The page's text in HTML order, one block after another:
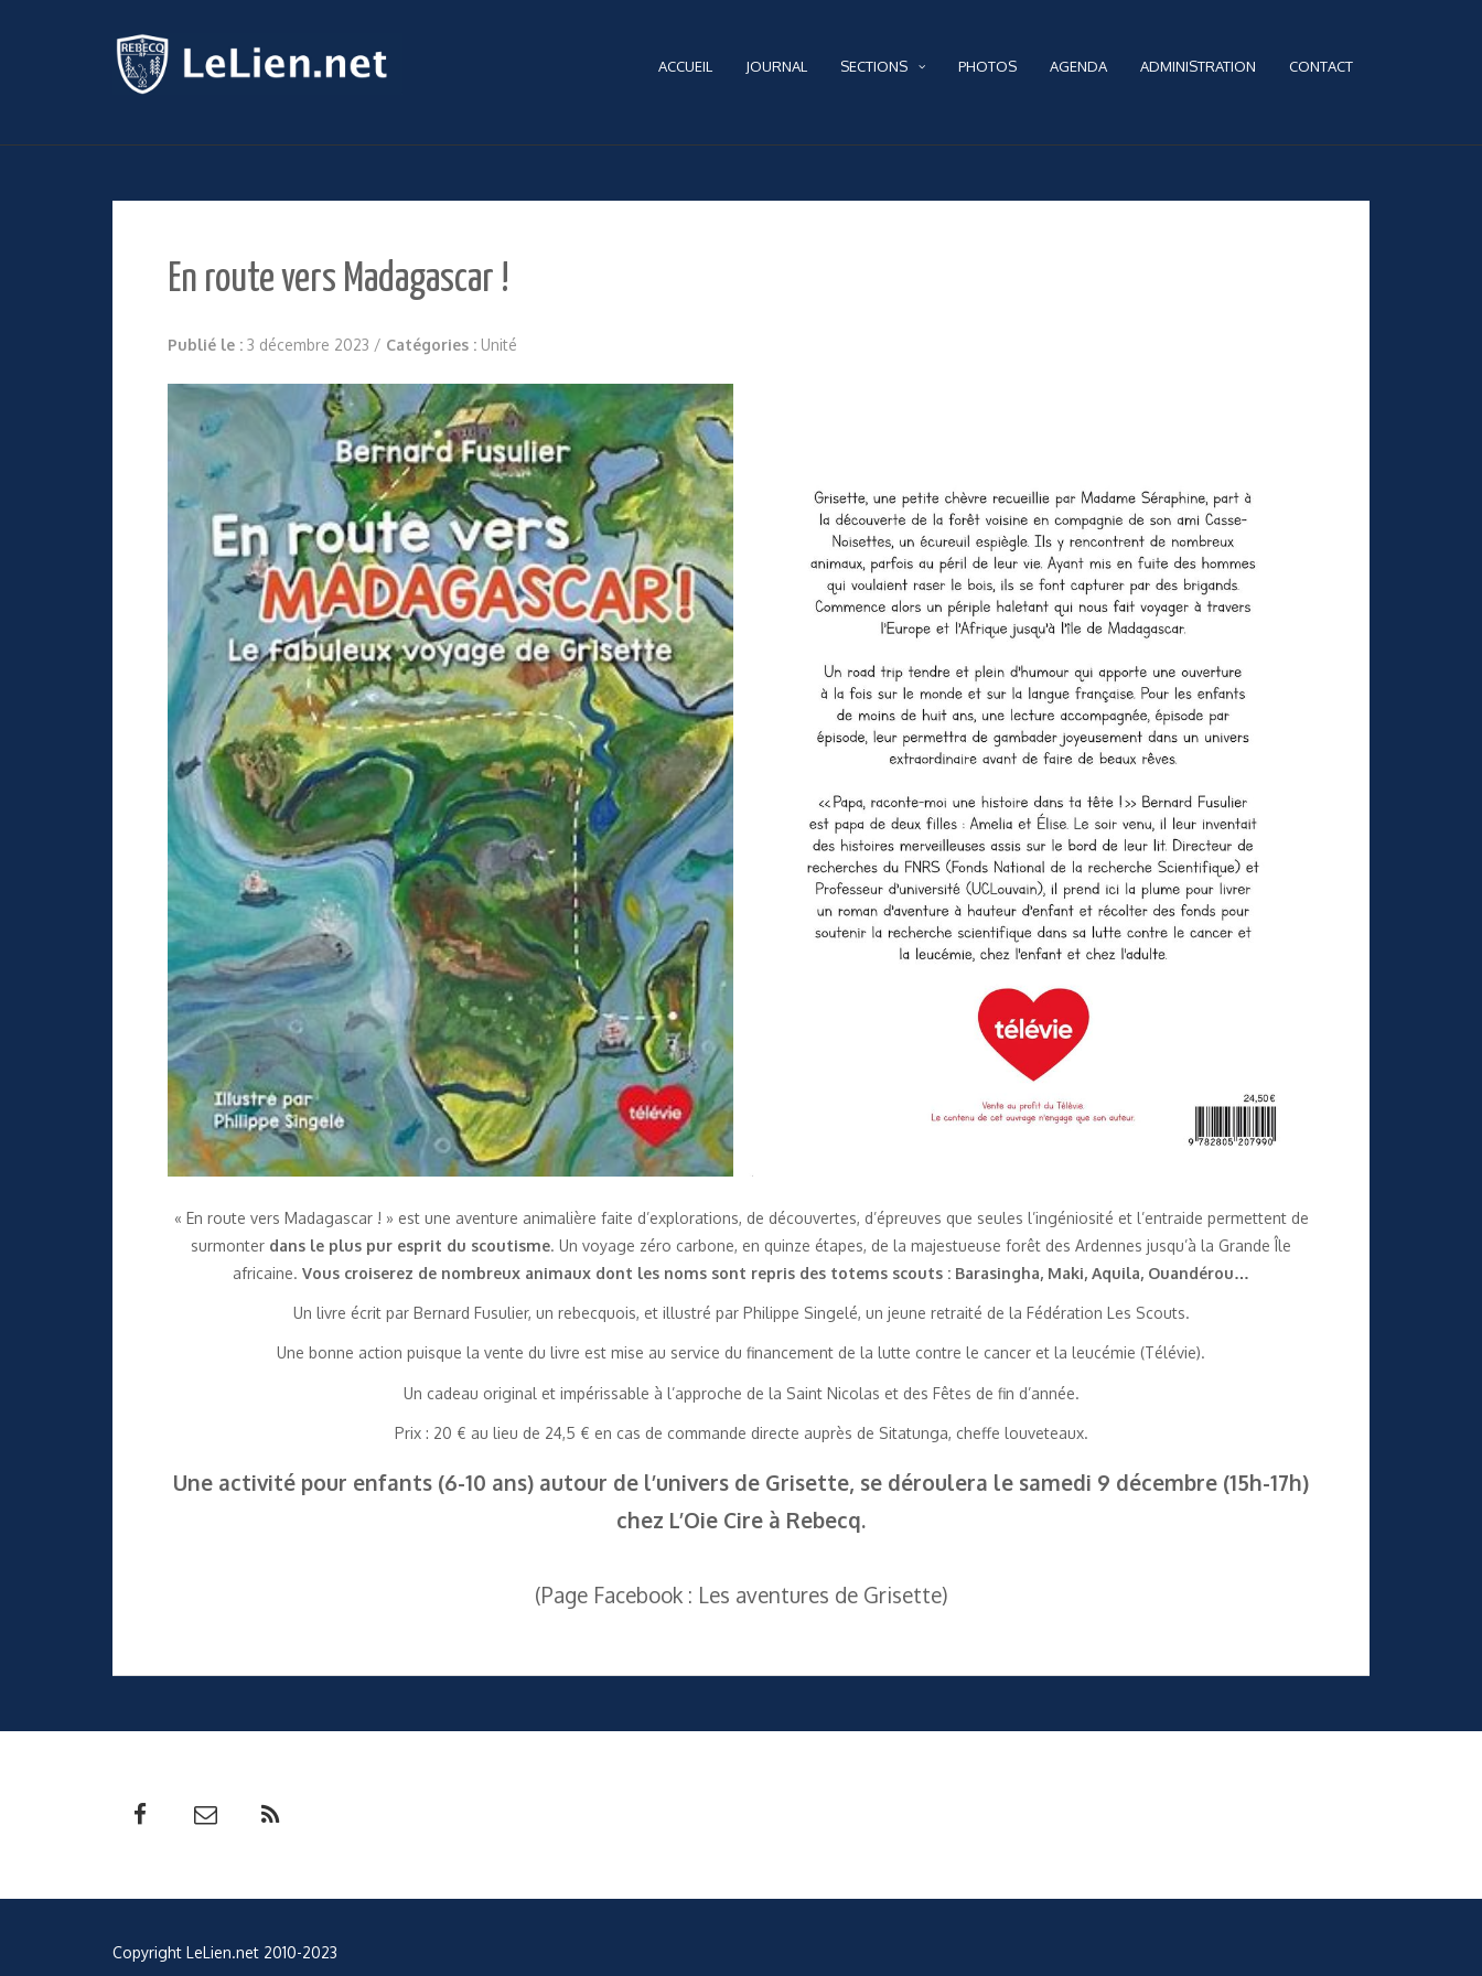
ACCUEIL JOURNAL SECTIONS PHOTOS AGENDA ADMINISTRATION CONTACT
En route vers Madagascar !
Publié le : 3 décembre 2023 / Catégories : Unité
« En route vers Madagascar ! » est une aventure animalière faite d’explorations, de découvertes, d’épreuves que seules l’ingéniosité et l’entraide permettent de
surmonter dans le plus pur esprit du scoutisme. Un voyage zéro carbone, en quinze étapes, de la majestueuse forêt des Ardennes jusqu’à la Grande Île
africaine. Vous croiserez de nombreux animaux dont les noms sont repris des totems scouts : Barasingha, Maki, Aquila, Ouandérou…
Un livre écrit par Bernard Fusulier, un rebecquois, et illustré par Philippe Singelé, un jeune retraité de la Fédération Les Scouts.
Une bonne action puisque la vente du livre est mise au service du financement de la lutte contre le cancer et la leucémie (Télévie).
Un cadeau original et impérissable à l’approche de la Saint Nicolas et des Fêtes de fin d’année.
Prix : 20 € au lieu de 24,5 € en cas de commande directe auprès de Sitatunga, cheffe louveteaux.
Une activité pour enfants (6-10 ans) autour de l’univers de Grisette, se déroulera le samedi 9 décembre (15h-17h)
chez L’Oie Cire à Rebecq.
(Page Facebook : Les aventures de Grisette)
Copyright LeLien.net 2010-2023